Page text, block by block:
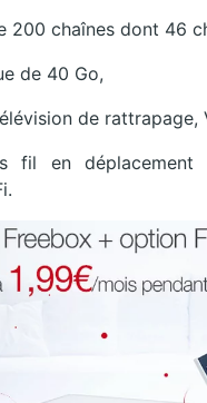
200 chaînes dont 46
de 40 Go,
de
fil en